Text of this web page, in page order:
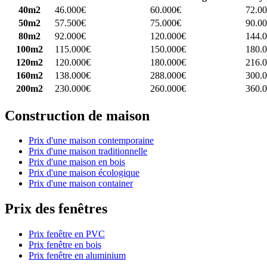
40m2
46.000€ 60.000€
50m2
57.500€ 75.000€
80m2
92.000€ 120.000€
100m2
115.000€ 150.000€
120m2
120.000€ 180.000€
160m2
138.000€ 288.000€
200m2
230.000€ 260.000€
Construction de maison
Prix d'une maison contemporaine
Prix d'une maison traditionnelle
Prix d'une maison en bois
Prix d'une maison écologique
Prix d'une maison container
Prix des fenêtres
Prix fenêtre en PVC
Prix fenêtre en bois
Prix fenêtre en aluminium